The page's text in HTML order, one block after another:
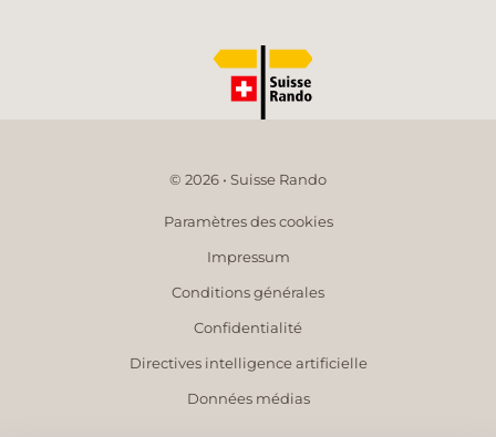
© 2026 • Suisse Rando
Paramètres des cookies
Impressum
Conditions générales
Confidentialité
Directives intelligence artificielle
Données médias